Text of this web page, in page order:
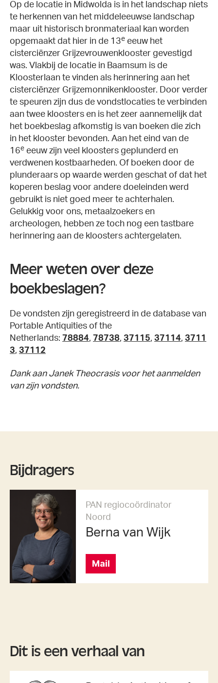
Op de locatie in Midwolda is in het landschap niets
te herkennen van het middeleeuwse landschap
maar uit historisch bronmateriaal kan worden
opgemaakt dat hier in de 13e eeuw het
cisterciënzer Grijzevrouwenklooster gevestigd
was. Vlakbij de locatie in Baamsum is de
Kloosterlaan te vinden als herinnering aan het
cisterciënzer Grijzemonnikenklooster. Door verder
te speuren zijn dus de vondstlocaties te verbinden
aan twee kloosters en is het zeer aannemelijk dat
het boekbeslag afkomstig is van boeken die zich
in het klooster bevonden. Aan het eind van de
16e eeuw zijn veel kloosters geplunderd en
verdwenen kostbaarheden. Of boeken door de
plunderaars op waarde werden geschat of dat het
koperen beslag voor andere doeleinden werd
gebruikt is niet goed meer te achterhalen.
Gelukkig voor ons, metaalzoekers en
archeologen, hebben ze toch nog een tastbare
herinnering aan de kloosters achtergelaten.
Meer weten over deze
boekbeslagen?
De vondsten zijn geregistreerd in de database van
Portable Antiquities of the
Netherlands: 78884, 78738, 37115, 37114, 3711
3, 37112
Dank aan Janek Theocrasis voor het aanmelden
van zijn vondsten.
Bijdragers
PAN regiocoördinator
Noord
Berna van Wijk
Mail
Dit is een verhaal van